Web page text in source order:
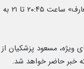
اولین
خبر حاضر خواهد شد.